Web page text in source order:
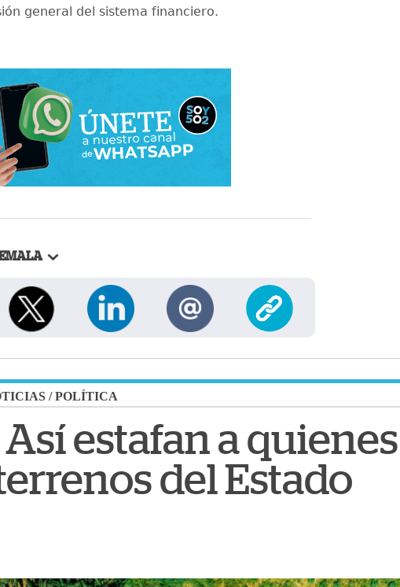
general del sistema financiero.
/POLÍTICA
Así estafan a
del Estado